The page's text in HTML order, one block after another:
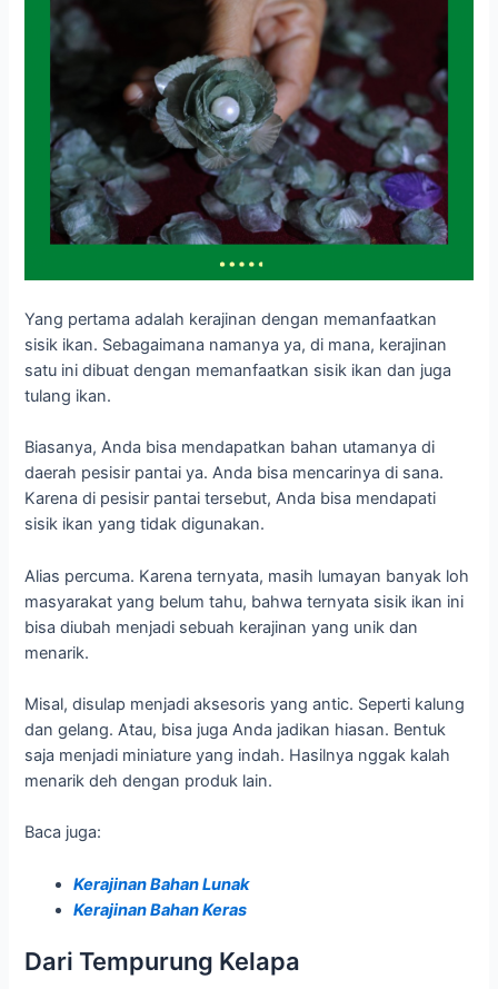
Yang pertama adalah kerajinan dengan memanfaatkan
sisik ikan. Sebagaimana namanya ya, di mana, kerajinan
satu ini dibuat dengan memanfaatkan sisik ikan dan juga
tulang ikan.
Biasanya, Anda bisa mendapatkan bahan utamanya di
daerah pesisir pantai ya. Anda bisa mencarinya di sana.
Karena di pesisir pantai tersebut, Anda bisa mendapati
sisik ikan yang tidak digunakan.
Alias percuma. Karena ternyata, masih lumayan banyak loh
masyarakat yang belum tahu, bahwa ternyata sisik ikan ini
bisa diubah menjadi sebuah kerajinan yang unik dan
menarik.
Misal, disulap menjadi aksesoris yang antic. Seperti kalung
dan gelang. Atau, bisa juga Anda jadikan hiasan. Bentuk
saja menjadi miniature yang indah. Hasilnya nggak kalah
menarik deh dengan produk lain.
Baca juga:
Kerajinan Bahan Lunak
Kerajinan Bahan Keras
Dari Tempurung Kelapa